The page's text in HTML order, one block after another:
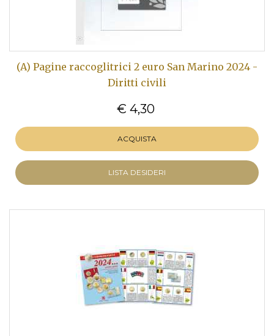
(A) Pagine raccoglitrici 2 euro San Marino 2024 -
Diritti civili
€ 4,30
ACQUISTA
LISTA DESIDERI